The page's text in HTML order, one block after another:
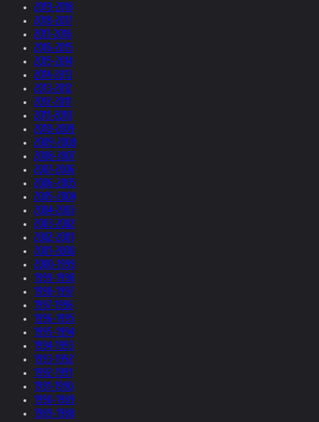
2019-2018
2018-2017
2017-2016
2016-2015
2015-2014
2014-2013
2013-2012
2012-2011
2011-2010
2010-2009
2009-2008
2008-2007
2007-2006
2006-2005
2005-2004
2004-2003
2003-2002
2002-2001
2001-2000
2000-1999
1999-1998
1998-1997
1997-1996
1996-1995
1995-1994
1994-1993
1993-1992
1992-1991
1991-1990
1990-1989
1989-1988